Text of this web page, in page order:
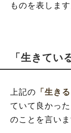
ものを表します
「生きてい
上記の 「生き
ていて良かっ
のことを言いま